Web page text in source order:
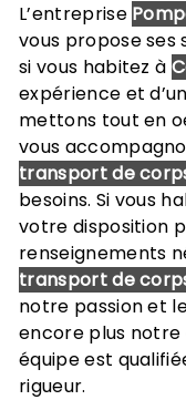
L’entreprise
vous propose ses
si vous habitez à
expérience et
mettons tout en
vous
transport de
besoins. Si vous
votre disposition
renseignements
transport de
notre passion et
encore plus notre
équipe est
rigueur.